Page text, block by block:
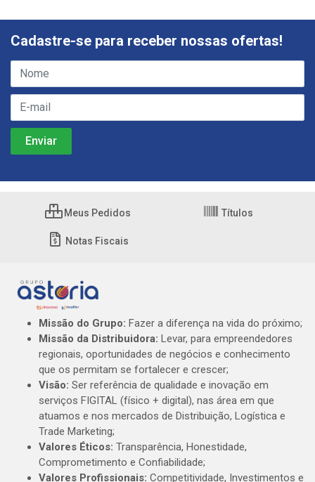
Cadastre-se para receber nossas ofertas!
Meus Pedidos Títulos
Notas Fiscais
Missão do Grupo: Fazer a diferença na vida do próximo;
Missão da Distribuidora: Levar, para empreendedores
regionais, oportunidades de negócios e conhecimento
que os permitam se fortalecer e crescer;
Visão: Ser referência de qualidade e inovação em
serviços FIGITAL (físico + digital), nas área em que
atuamos e nos mercados de Distribuição, Logística e
Trade Marketing;
Valores Éticos: Transparência, Honestidade,
Comprometimento e Confiabilidade;
Valores Profissionais: Competitividade, Investimentos e